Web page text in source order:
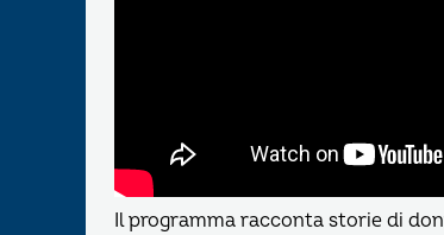
Il programma racconta storie di